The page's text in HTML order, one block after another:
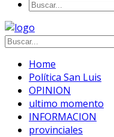
Home
Política San Luis
OPINION
ultimo momento
INFORMACION
provinciales